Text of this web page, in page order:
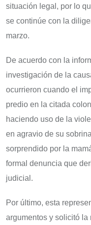
situación legal, por lo
se continúe con la
marzo.
De acuerdo con la
investigación de la
ocurrieron cuando el
predio en la citada
haciendo uso de la
en agravio de su
sorprendido por la
formal denuncia que
judicial.
Por último, esta
argumentos y solicitó